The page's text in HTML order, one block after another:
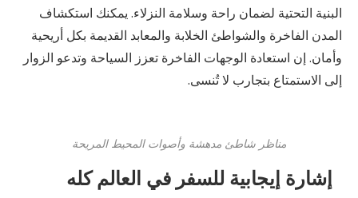
البنية التحتية لضمان راحة وسلامة النزلاء. يمكنك استكشاف
المدن الفاخرة والشواطئ الخلابة والمعابد القديمة بكل أريحية
وأمان. إن استعادة الوجهات الفاخرة تعزز السياحة وتدعو الزوار
إلى الاستمتاع بتجارب لا تُنسى.
مناظر شاطئ مدهشة وأصوات المحيط المريحة
إشارة إيجابية للسفر في العالم كله